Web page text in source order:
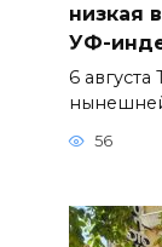
низкая
УФ-
6
56